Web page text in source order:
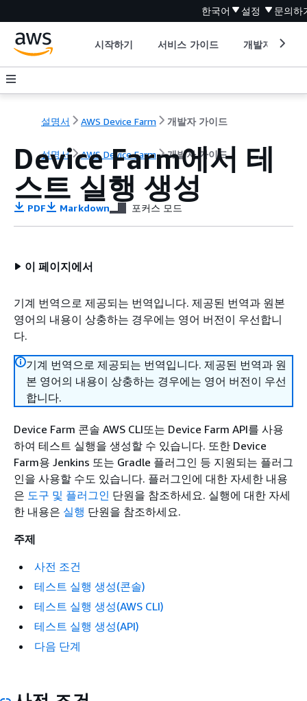
한국어 설정 문의하
시작하기 서비스 가이드 개발자 도구
설명서 AWS Device Farm 개발자 가이드
설명서 AWS Device Farm 개발자 가이드
Device Farm에서 테
스트 실행 생성
PDF Markdown 포커스 모드
이 페이지에서
기계 번역으로 제공되는 번역입니다. 제공된 번역과 원본
영어의 내용이 상충하는 경우에는 영어 버전이 우선합니
다.
기계 번역으로 제공되는 번역입니다. 제공된 번역과 원
본 영어의 내용이 상충하는 경우에는 영어 버전이 우선
합니다.
Device Farm 콘솔 AWS CLI또는 Device Farm API를 사용
하여 테스트 실행을 생성할 수 있습니다. 또한 Device
Farm용 Jenkins 또는 Gradle 플러그인 등 지원되는 플러그
인을 사용할 수도 있습니다. 플러그인에 대한 자세한 내용
은 도구 및 플러그인 단원을 참조하세요. 실행에 대한 자세
한 내용은 실행 단원을 참조하세요.
주제
사전 조건
테스트 실행 생성(콘솔)
테스트 실행 생성(AWS CLI)
테스트 실행 생성(API)
다음 단계